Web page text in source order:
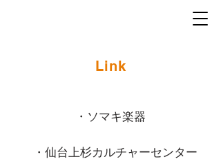
Link
・ソマキ楽器
・仙台上杉カルチャーセンター